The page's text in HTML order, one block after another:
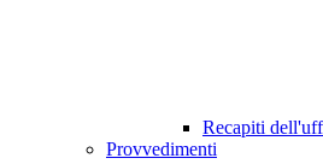
Recapiti
Provvedimenti